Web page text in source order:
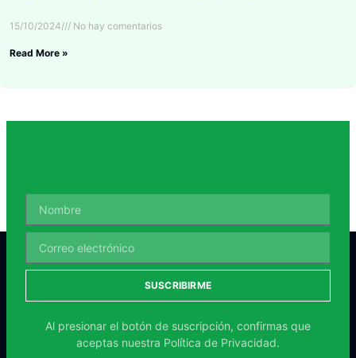
15/10/2024 No hay comentarios
Read More »
SUSCRIBIRME
Al presionar el botón de suscripción, confirmas que
aceptas nuestra Política de Privacidad.